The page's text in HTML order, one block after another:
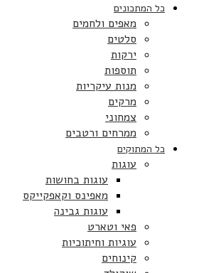
כל המתכונים
מאפים ולחמים
סלטים
ירקות
תוספות
מנות עיקריות
מרקים
צמחוני
ממרחים ורטבים
כל המתוקים
עוגות
עוגות בחושות
מאפינס וקאפקייקס
עוגות גבינה
פאי וטארט
עוגיות וחיתוכיות
קינוחים